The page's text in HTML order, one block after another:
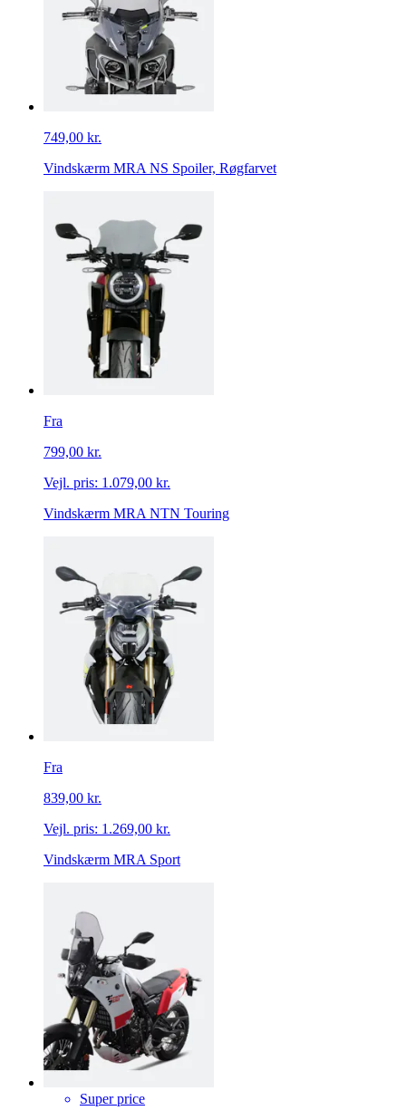
749,00 kr.
Vindskærm MRA NS Spoiler, Røgfarvet
Fra
799,00 kr.
Vejl. pris: 1.079,00 kr.
Vindskærm MRA NTN Touring
Fra
839,00 kr.
Vejl. pris: 1.269,00 kr.
Vindskærm MRA Sport
Super price